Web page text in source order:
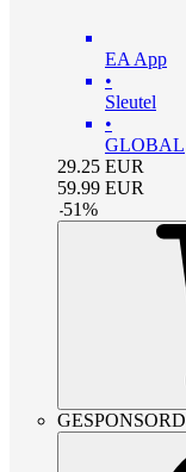
EA App
•
Sleutel
•
GLOBAL
29.25 EUR
59.99 EUR
-51%
GESPONSORD